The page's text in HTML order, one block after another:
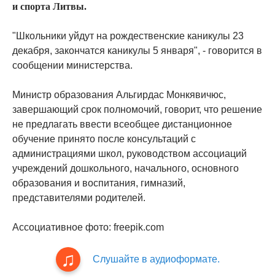
и спорта Литвы.
"Школьники уйдут на рождественские каникулы 23
декабря, закончатся каникулы 5 января", - говорится в
сообщении министерства.
Министр образования Альгирдас Монкявичюс,
завершающий срок полномочий, говорит, что решение
не предлагать ввести всеобщее дистанционное
обучение принято после консультаций с
администрациями школ, руководством ассоциаций
учреждений дошкольного, начального, основного
образования и воспитания, гимназий,
представителями родителей.
Ассоциативное фото: freepik.com
Слушайте в аудиоформате.